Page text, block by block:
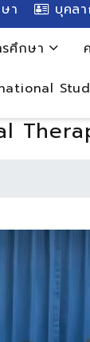
า บุคลา
รศึกษา